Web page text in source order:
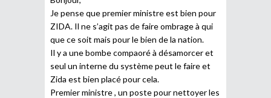
Je pense que premier ministre est bien pour
ZIDA. Il ne s’agit pas de faire ombrage à qui
que ce soit mais pour le bien de la nation.
Il y a une bombe compaoré à désamorcer et
seul un interne du système peut le faire et
Zida est bien placé pour cela.
Premier ministre , un poste pour nettoyer les